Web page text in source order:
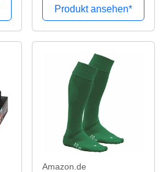
Produkt ansehen*
Amazon.de